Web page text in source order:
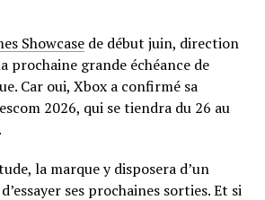
Showcase de début juin, direction
prochaine grande échéance de
Car oui, Xbox a confirmé sa
2026, qui se tiendra du 26 au
la marque y disposera d’un
ses prochaines sorties. Et si